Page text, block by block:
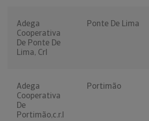
Adega
Cooperativa
De Ponte De
Lima, Crl
Ponte De Lima
Adega
Cooperativa
De
Portimão,c.r.l
Portimão